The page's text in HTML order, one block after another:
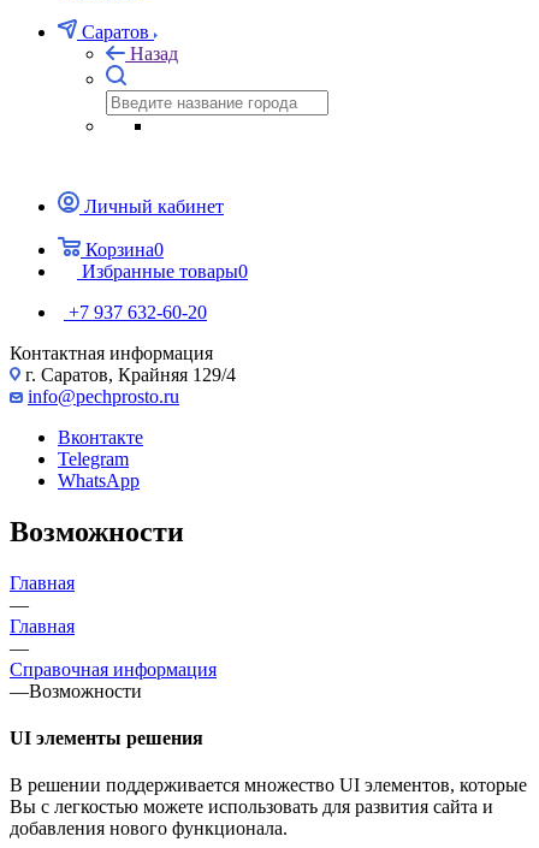
Саратов
Назад
Личный кабинет
Корзина0
Избранные товары0
+7 937 632-60-20
Контактная информация
г. Саратов, Крайняя 129/4
info@pechprosto.ru
Вконтакте
Telegram
WhatsApp
Возможности
Главная
—
Главная
—
Справочная информация
—Возможности
UI элементы решения
В решении поддерживается множество UI элементов, которые
Вы с легкостью можете использовать для развития сайта и
добавления нового функционала.